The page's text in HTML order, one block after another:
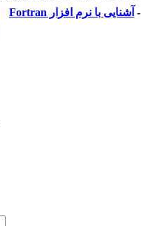
- آشنایی با نرم افزار Fortran